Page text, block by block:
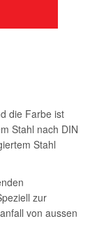
die Farbe ist
Stahl nach DIN
Stahl
zur
von aussen